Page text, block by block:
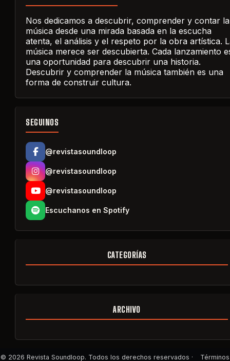
Nos dedicamos a descubrir, comprender y contar la
música desde una mirada basada en la escucha
atenta, el análisis y el respeto por la obra artística.
música merece ser descubierta. Cada lanzamiento
una oportunidad para descubrir una historia.
Descubrir y comprender la música también es una
forma de construir cultura.
SEGUINOS
@revistasoundloop
@revistasoundloop
@revistasoundloop
Escuchanos en Spotify
CATEGORÍAS
ARCHIVO
© 2026 Revista Soundloop. Todos los derechos reservados · Términos